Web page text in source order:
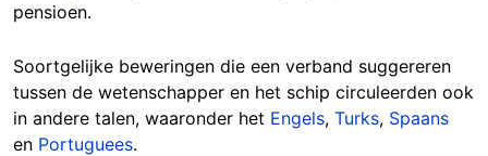
pensioen.
Soortgelijke beweringen die een verband suggereren
tussen de wetenschapper en het schip circuleerden ook
in andere talen, waaronder het Engels, Turks, Spaans
en Portuguees.